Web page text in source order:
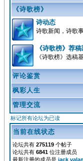
《诗歌榜》
诗动态
诗歌新闻，诗歌
《诗歌榜》荐
《诗歌榜》选稿
评论鉴赏
枫彩人生
管理交流
标记所有论坛为已读
当前在线状态
论坛共有 275119 个帖子
论坛共有 6841 位注册成员
最新注册的成员是 jack